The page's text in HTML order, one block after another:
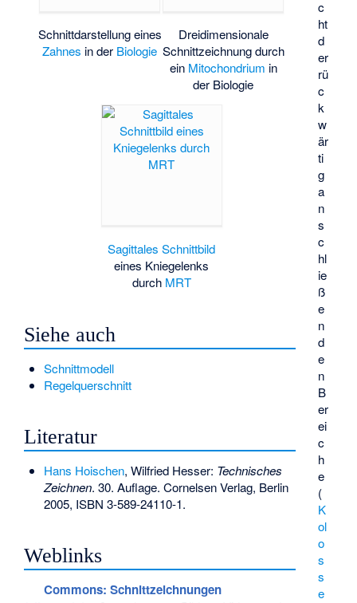
c
ht
d
er
rü
c
k
w
är
ti
g
a
n
s
c
hl
ie
ß
e
n
d
e
n
B
er
ei
c
h
e
(
K
ol
o
s
s
e
Schnittdarstellung eines
Zahnes in der Biologie
Dreidimensionale
Schnittzeichnung durch
ein Mitochondrium in
der Biologie
Sagittales Schnittbild
eines Kniegelenks
durch MRT
Siehe auch
Schnittmodell
Regelquerschnitt
Literatur
Hans Hoischen, Wilfried Hesser: Technisches
Zeichnen. 30. Auflage. Cornelsen Verlag, Berlin
2005, ISBN 3-589-24110-1.
Weblinks
Commons: Schnittzeichnungen